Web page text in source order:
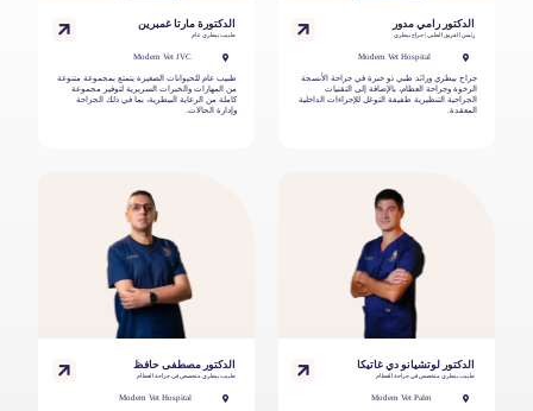
الدكتور رامي مدور
رئيس الفريق الطبي | جراح بيطري
Modern Vet Hospital
جراح بيطري ورائد طبي ذو خبرة في جراحة الأنسجة
الرخوة وجراحة العظام، بالإضافة إلى التقنيات
الجراحية التنظيرية طفيفة التوغل للإجراءات الداخلية
المعقدة.
الدكتورة مارتا غمبرين
طبيب بيطري عام
Modern Vet JVC
طبيب عام للحيوانات الصغيرة يتمتع بمجموعة متنوعة
من المهارات والخبرات السريرية لتوفير مجموعة
كاملة من الرعاية البيطرية، بما في ذلك الجراحة
وإدارة الحالات.
الدكتور لوتشيانو دي غاتيكا
طبيب بيطري متخصص في جراحة العظام
Modern Vet Palm
الدكتور مصطفى حافظ
طبيب بيطري متخصص في جراحة العظام
Modern Vet Hospital